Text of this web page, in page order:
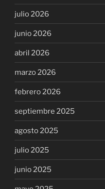
julio 2026
junio 2026
abril 2026
marzo 2026
febrero 2026
septiembre 2025
agosto 2025
julio 2025
junio 2025